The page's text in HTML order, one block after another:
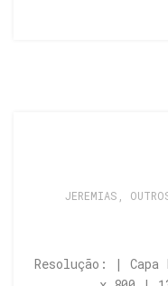
JEREMIAS
Resolução: | Capa